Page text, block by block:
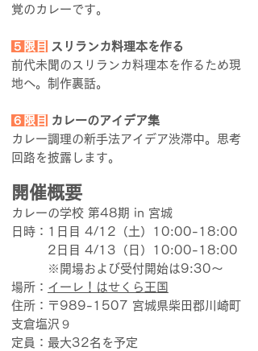
覚のカレーです。
５限目
スリランカ料理本を作る
前代未聞のスリランカ料理本を作るため現
地へ。制作裏話。
６限目
カレーのアイデア集
カレー調理の新手法アイデア渋滞中。思考
回路を披露します。
開催概要
カレーの学校 第48期 in 宮城
日時：1日目 4/12（土）10:00-18:00
2日目 4/13（日）10:00-18:00
※開場および受付開始は9:30～
場所： イーレ！はせくら王国
住所： 〒989-1507 宮城県柴田郡川崎町
支倉塩沢９
定員： 最大32名を予定